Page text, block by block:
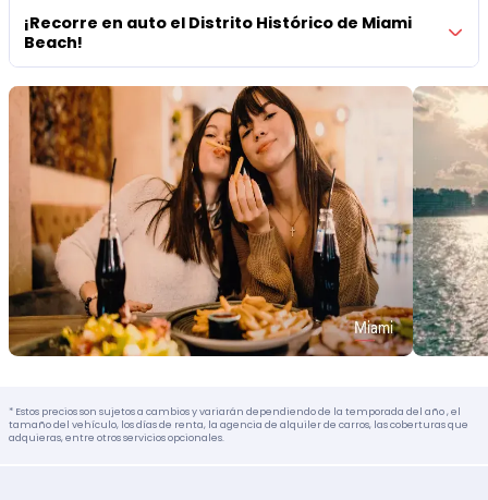
¡Recorre en auto el Distrito Histórico de Miami
Beach!
* Estos precios son sujetos a cambios y variarán dependiendo de la temporada del año , el
tamaño del vehículo, los días de renta, la agencia de alquiler de carros, las coberturas que
adquieras, entre otros servicios opcionales.